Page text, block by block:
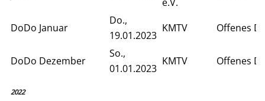
DoDo Januar
Do.,
19.01.2023
KMTV Offenes
DoDo Dezember
So.,
01.01.2023
KMTV Offenes
2022